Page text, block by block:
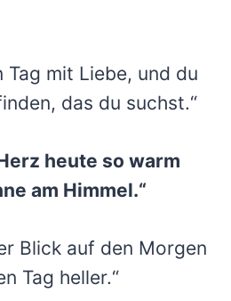
Tag mit Liebe, und du
das du suchst.“
heute so warm
am Himmel.“
Blick auf den Morgen
Tag heller.“